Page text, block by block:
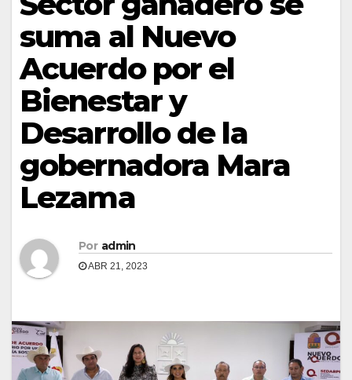
suma al Nuevo
Acuerdo por el
Bienestar y
Desarrollo de la
gobernadora Mara
Lezama
Por admin
ABR 21, 2023